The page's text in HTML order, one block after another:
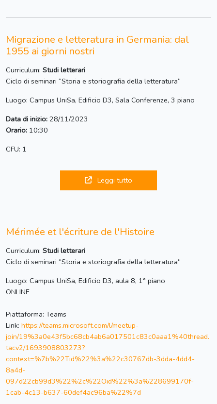
Migrazione e letteratura in Germania: dal
1955 ai giorni nostri
Curriculum: Studi letterari
Ciclo di seminari “Storia e storiografia della letteratura“
Luogo: Campus UniSa, Edificio D3, Sala Conferenze, 3 piano
Data di inizio: 28/11/2023
Orario: 10:30
CFU: 1
Leggi tutto
Mérimée et l'écriture de l'Histoire
Curriculum: Studi letterari
Ciclo di seminari “Storia e storiografia della letteratura“
Luogo: Campus UniSa, Edificio D3, aula 8, 1° piano
ONLINE
Piattaforma: Teams
Link: https://teams.microsoft.com/l/meetup-
join/19%3a0e43f5bc68cb4ab6a017501c83c0aaa1%40thread.
tacv2/1693908803273?
context=%7b%22Tid%22%3a%22c30767db-3dda-4dd4-
8a4d-
097d22cb99d3%22%2c%22Oid%22%3a%228699170f-
1cab-4c13-b637-60def4ac96ba%22%7d